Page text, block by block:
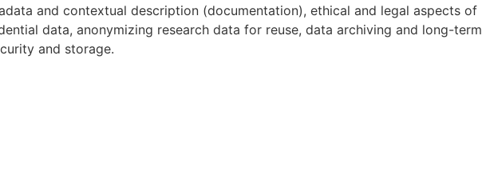
and contextual description (documentation), ethical and legal aspects of
data, anonymizing research data for reuse, data archiving and long-term
and storage.